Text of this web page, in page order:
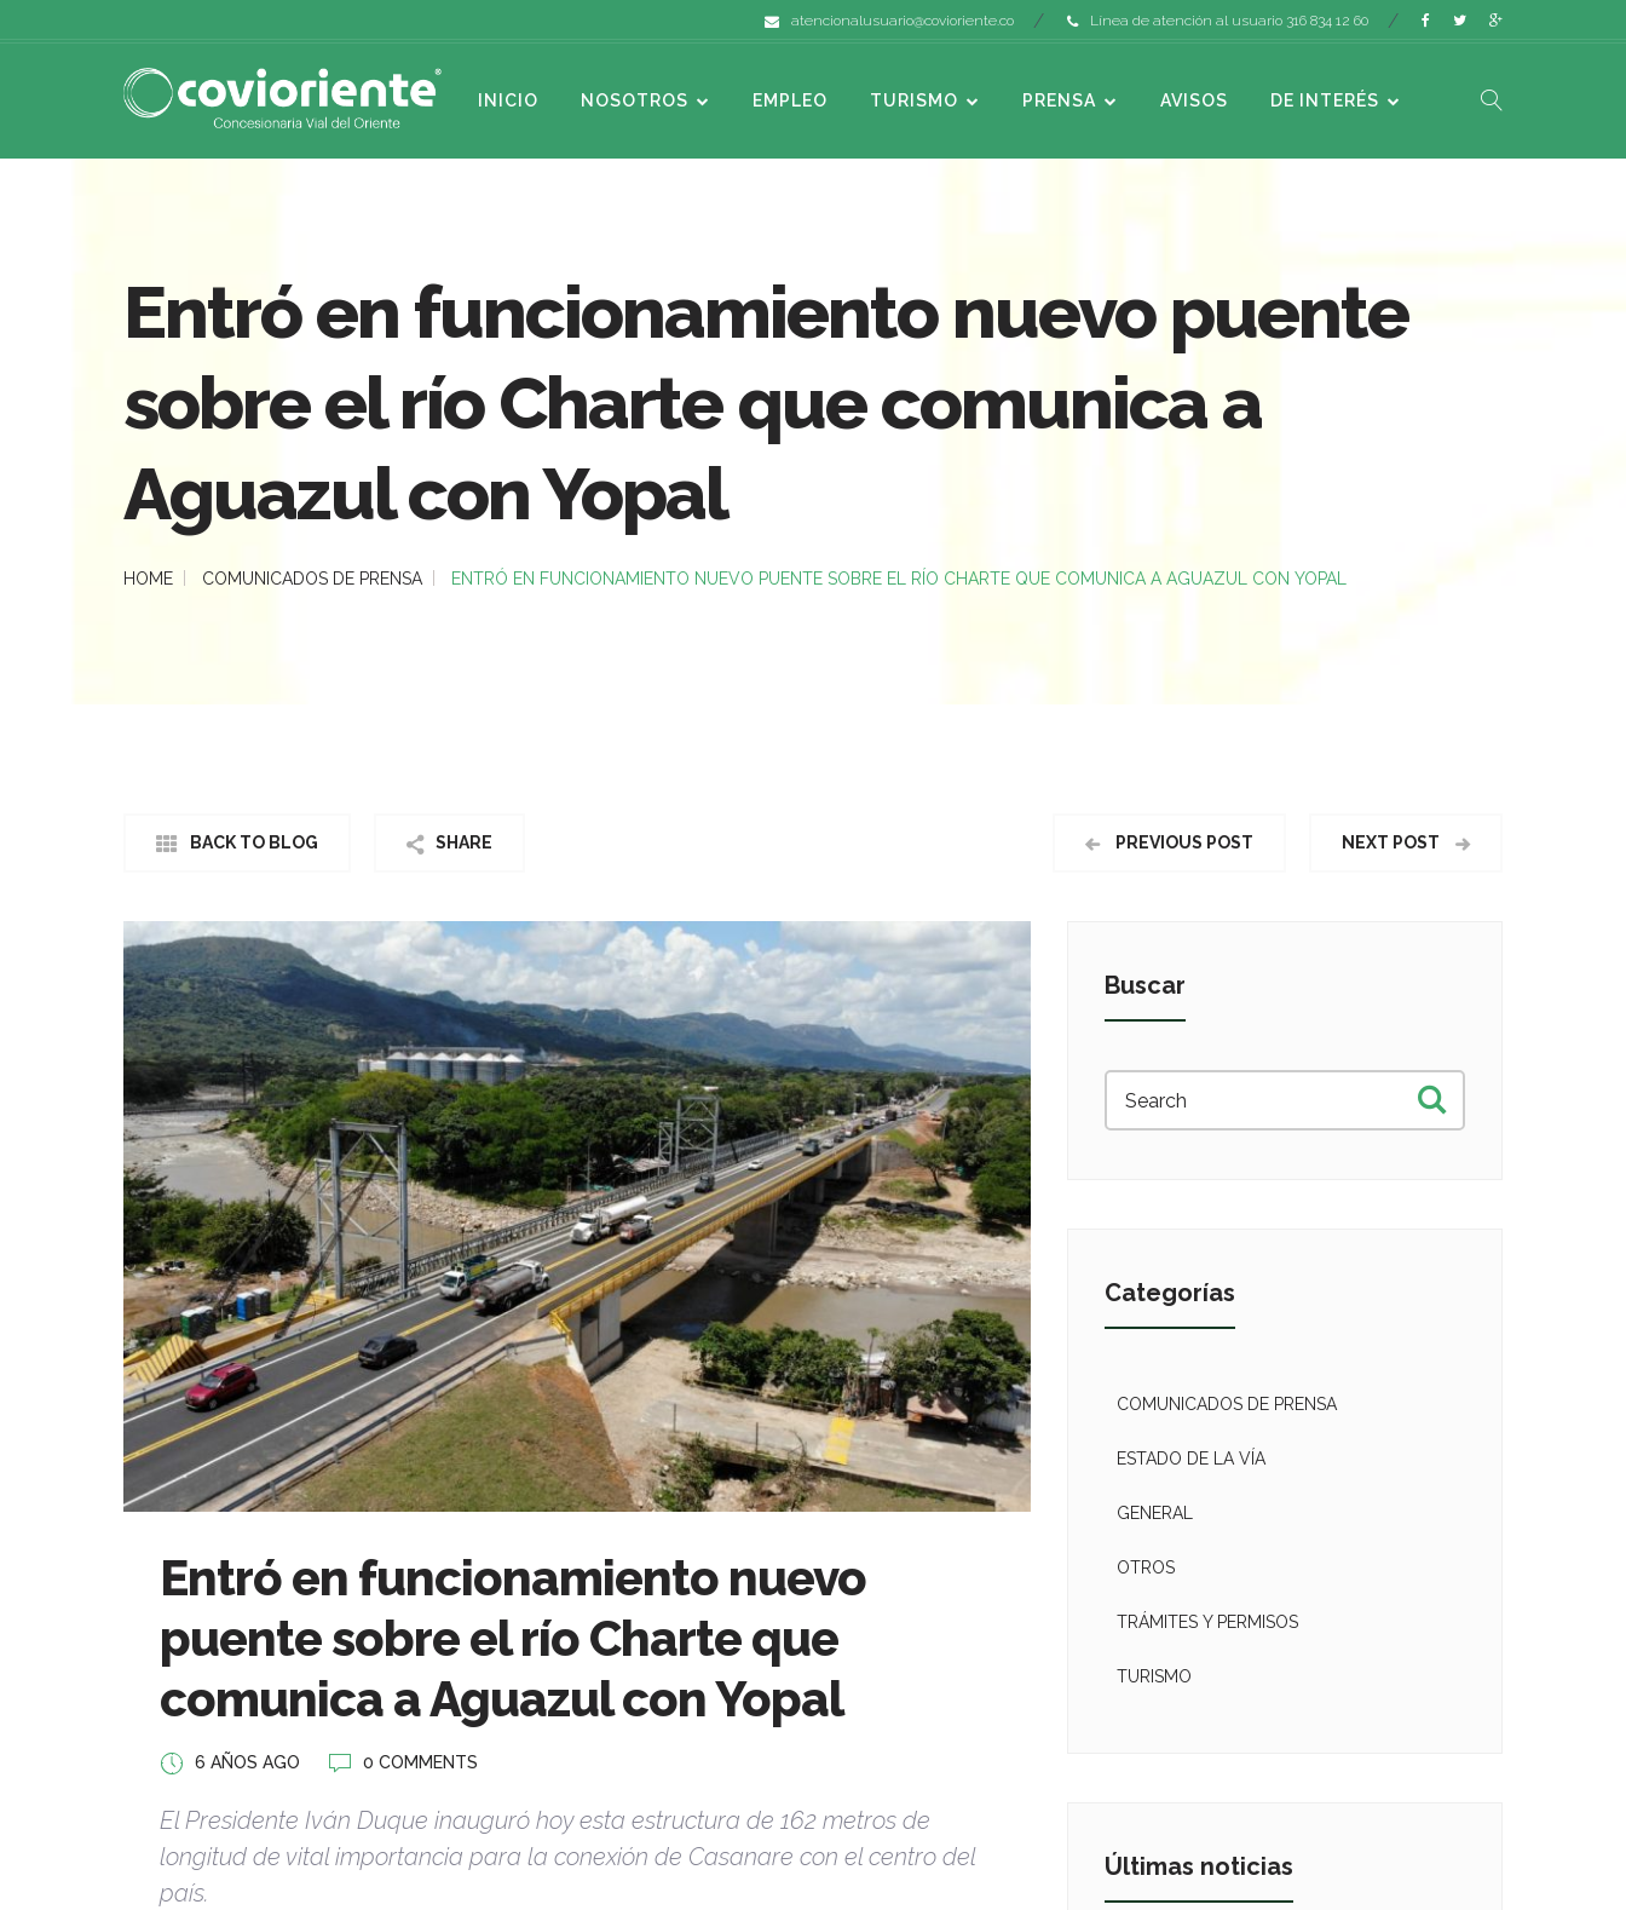
atencionalusuario@covioriente.co Línea de atención al usuario 316 834 12 60
INICIO NOSOTROS EMPLEO TURISMO PRENSA AVISOS DE INTERÉS
Entró en funcionamiento nuevo puente
sobre el río Charte que comunica a
Aguazul con Yopal
HOME COMUNICADOS DE PRENSA ENTRÓ EN FUNCIONAMIENTO NUEVO PUENTE SOBRE EL RÍO CHARTE QUE COMUNICA A AGUAZUL CON YOPAL
BACK TO BLOG SHARE PREVIOUS POST NEXT POST
Entró en funcionamiento nuevo
puente sobre el río Charte que
comunica a Aguazul con Yopal
6 AÑOS AGO 0 COMMENTS
El Presidente Iván Duque inauguró hoy esta estructura de 162 metros de
longitud de vital importancia para la conexión de Casanare con el centro del
país.
Buscar
Categorías
COMUNICADOS DE PRENSA
ESTADO DE LA VÍA
GENERAL
OTROS
TRÁMITES Y PERMISOS
TURISMO
Últimas noticias